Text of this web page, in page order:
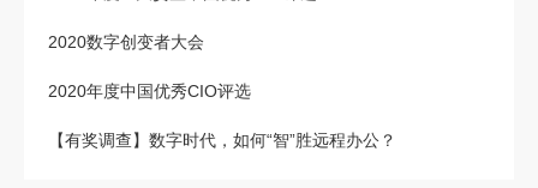
2020数字创变者大会
2020年度中国优秀CIO评选
【有奖调查】数字时代，如何“智”胜远程办公？